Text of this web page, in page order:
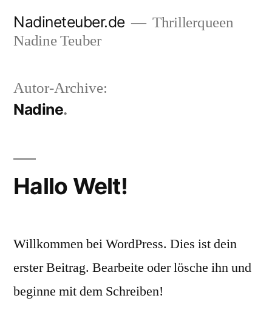
Inhalt
Nadineteuber.de
Thrillerqueen
Nadine Teuber
Autor-Archive:
Nadine
Hallo Welt!
Willkommen bei WordPress. Dies ist dein
erster Beitrag. Bearbeite oder lösche ihn und
beginne mit dem Schreiben!